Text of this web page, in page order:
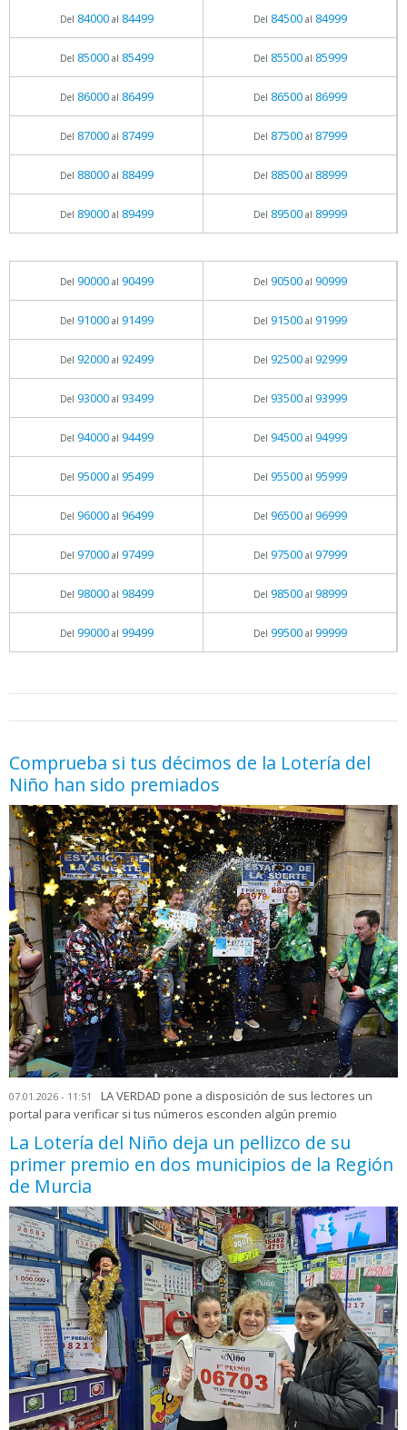
Del 84000al 84499 Del 84500al 84999
Del 85000al 85499 Del 85500al 85999
Del 86000al 86499 Del 86500al 86999
Del 87000al 87499 Del 87500al 87999
Del 88000al 88499 Del 88500al 88999
Del 89000al 89499 Del 89500al 89999
Del 90000al 90499 Del 90500al 90999
Del 91000al 91499 Del 91500al 91999
Del 92000al 92499 Del 92500al 92999
Del 93000al 93499 Del 93500al 93999
Del 94000al 94499 Del 94500al 94999
Del 95000al 95499 Del 95500al 95999
Del 96000al 96499 Del 96500al 96999
Del 97000al 97499 Del 97500al 97999
Del 98000al 98499 Del 98500al 98999
Del 99000al 99499 Del 99500al 99999
Comprueba si tus décimos de la Lotería del
Niño han sido premiados
07.01.2026 - 11:51
LA VERDAD pone a disposición de sus lectores un
portal para verificar si tus números esconden algún premio
La Lotería del Niño deja un pellizco de su
primer premio en dos municipios de la Región
de Murcia